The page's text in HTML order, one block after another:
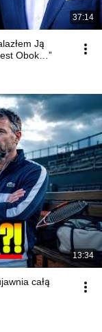
37:14
Ją
Obok…”
13:34
całą